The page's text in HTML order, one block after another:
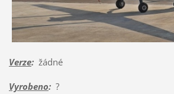
Verze:žádné
Vyrobeno:?